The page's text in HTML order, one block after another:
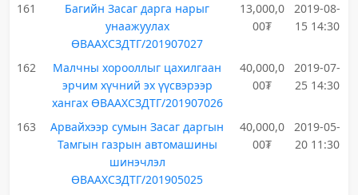
161
Багийн Засаг дарга нарыг
унаажуулах
ӨВААХСЗДТГ/201907027
13,000,0
00₮
2019-08-
15 14:30
162
Малчны хорооллыг цахилгаан
эрчим хүчний эх үүсвэрээр
хангах ӨВААХСЗДТГ/201907026
40,000,0
00₮
2019-07-
25 14:30
163
Арвайхээр сумын Засаг даргын
Тамгын газрын автомашины
шинэчлэл
ӨВААХСЗДТГ/201905025
40,000,0
00₮
2019-05-
20 11:30